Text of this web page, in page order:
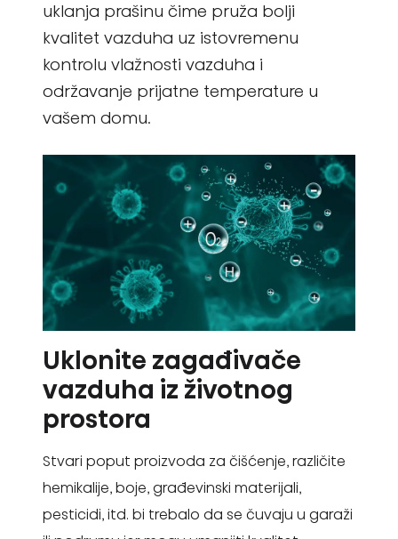
uklanja prašinu čime pruža bolji
kvalitet vazduha uz istovremenu
kontrolu vlažnosti vazduha i
održavanje prijatne temperature u
vašem domu.
Uklonite zagađivače
vazduha iz životnog
prostora
Stvari poput proizvoda za čišćenje, različite
hemikalije, boje, građevinski materijali,
pesticidi, itd. bi trebalo da se čuvaju u garaži